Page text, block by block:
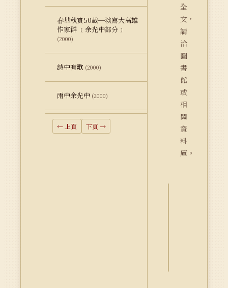
春華秋實50載─淡寫大高雄
作家群 ﹝余光中部分﹞
(2000)
詩中有歌 (2000)
雨中余光中 (2000)
← 上頁 下頁 →
全
文，
請
洽
圖
書
館
或
相
關
資
料
庫。